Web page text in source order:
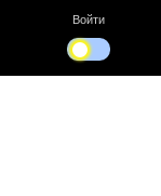
Войти